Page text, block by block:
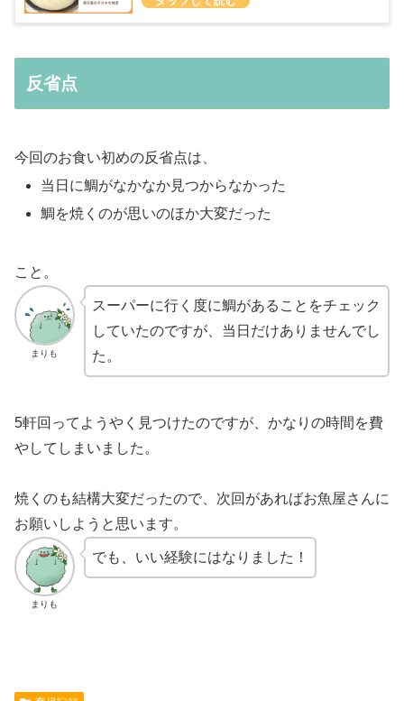
反省点
今回のお食い初めの反省点は、
当日に鯛がなかなか見つからなかった
鯛を焼くのが思いのほか大変だった
こと。
まりも
スーパーに行く度に鯛があることをチェック
していたのですが、当日だけありませんでし
た。
5軒回ってようやく見つけたのですが、かなりの時間を費
やしてしまいました。
焼くのも結構大変だったので、次回があればお魚屋さんに
お願いしようと思います。
まりも
でも、いい経験にはなりました！